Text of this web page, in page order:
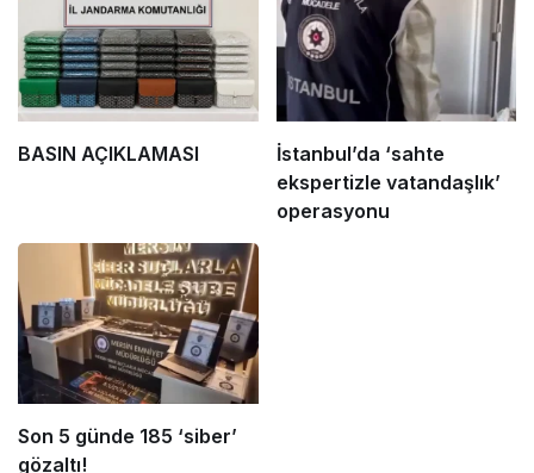
BASIN AÇIKLAMASI
İstanbul’da ‘sahte
ekspertizle vatandaşlık’
operasyonu
Son 5 günde 185 ‘siber’
gözaltı!